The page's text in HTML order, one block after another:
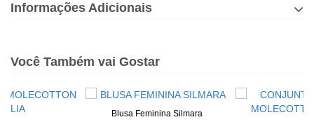
Informações Adicionais
Você Também vai Gostar
Blusa Feminina Silmara